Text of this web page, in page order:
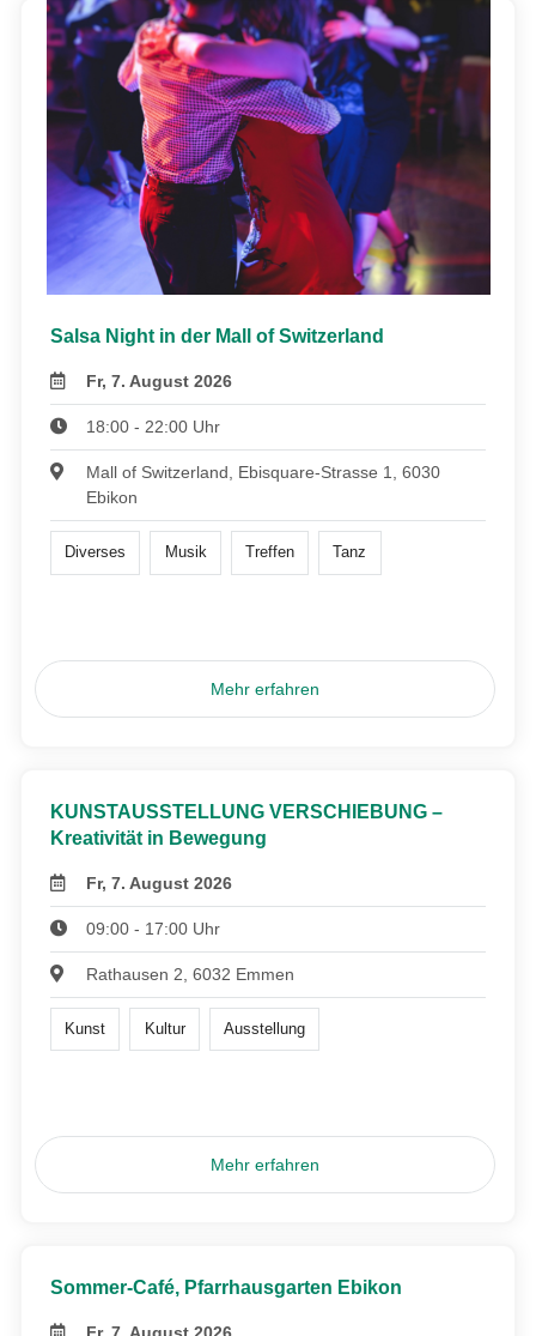
Salsa Night in der Mall of Switzerland
Fr, 7. August 2026
18:00 - 22:00 Uhr
Mall of Switzerland, Ebisquare-Strasse 1, 6030
Ebikon
Diverses Musik Treffen Tanz
Mehr erfahren
KUNSTAUSSTELLUNG VERSCHIEBUNG –
Kreativität in Bewegung
Fr, 7. August 2026
09:00 - 17:00 Uhr
Rathausen 2, 6032 Emmen
Kunst Kultur Ausstellung
Mehr erfahren
Sommer-Café, Pfarrhausgarten Ebikon